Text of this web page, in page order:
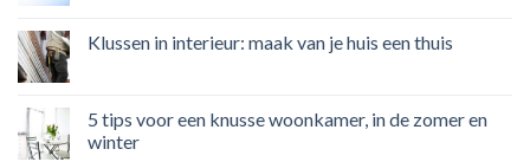
Klussen in interieur: maak van je huis een thuis
5 tips voor een knusse woonkamer, in de zomer en
winter